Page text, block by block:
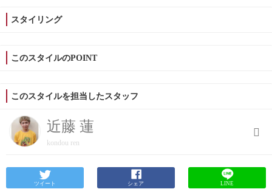
スタイリング
このスタイルのPOINT
このスタイルを担当したスタッフ
近藤 蓮
kondou ren
ツイート シェア LINE